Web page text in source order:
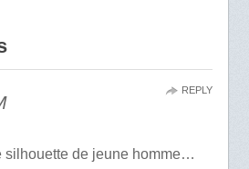
silhouette de jeune homme…
REPLY